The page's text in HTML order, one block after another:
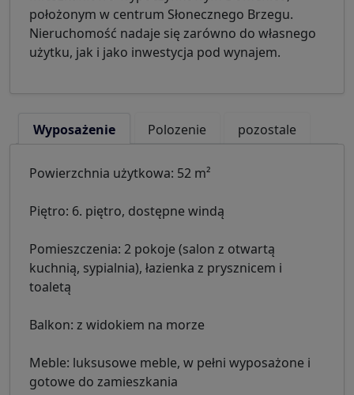
położonym w centrum Słonecznego Brzegu.
Nieruchomość nadaje się zarówno do własnego
użytku, jak i jako inwestycja pod wynajem.
Wyposażenie Polozenie pozostale
Powierzchnia użytkowa: 52 m²
Piętro: 6. piętro, dostępne windą
Pomieszczenia: 2 pokoje (salon z otwartą
kuchnią, sypialnia), łazienka z prysznicem i
toaletą
Balkon: z widokiem na morze
Meble: luksusowe meble, w pełni wyposażone i
gotowe do zamieszkania